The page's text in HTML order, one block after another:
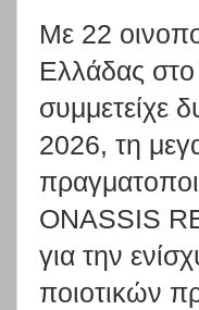
Με 22
Ελλάδας
συμμετείχε
2026, τη
ONASSIS
για την
ποιοτικών